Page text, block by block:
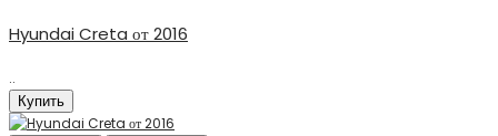
Hyundai Creta от 2016
..
Купить